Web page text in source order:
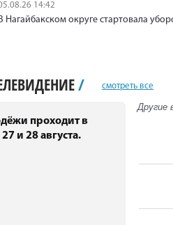
14:42
Нагайбакском округе стартовала
/ смотреть все
проходит в
и 28 августа.
Другие